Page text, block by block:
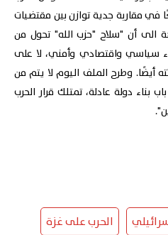
معًا في مقاربة جدية توازن بين مقتضيات
الى أن "سلاح "حزب الله" تحول من
سياسي واقتصادي وأمني، لا على
أيضًا. وطرح الملف اليوم لا يتم من
بناء دولة عادلة، تمتلك قرار الحرب
الحرب على غزة